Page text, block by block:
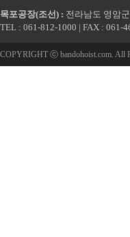
목포공장(조선) : 전라남도 영암
TEL : 061-812-1000 | FAX : 061-
COPYRIGHT ⓒ bandohoist.com. All